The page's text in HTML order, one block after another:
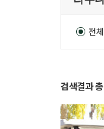
전체
검색결과 총